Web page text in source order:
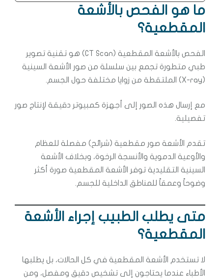
ما هو الفحص بالأشعة
المقطعية؟
الفحص بالأشعة المقطعية (CT Scan) هو تقنية تصوير
طبي متطورة تجمع بين سلسلة من صور الأشعة السينية
(X-ray) الملتقطة من زوايا مختلفة حول الجسم.
مع إرسال هذه الصور إلى أجهزة كمبيوتر دقيقة لإنتاج صور
تفصيلية.
تقدم الأشعة صور مقطعية (شرائح) مفصلة للعظام
والأوعية الدموية والأنسجة الرخوة، وبخلاف الأشعة
السينية التقليدية توفر الأشعة المقطعية صورة أكثر
وضوحاً وعمقاً للمناطق الداخلية للجسم.
متى يطلب الطبيب إجراء الأشعة
المقطعية؟
لا تستخدم الأشعة المقطعية في كل الحالات، بل يطلبها
الأطباء عندما يحتاجون إلى تشخيص دقيق ومفصل، ومن